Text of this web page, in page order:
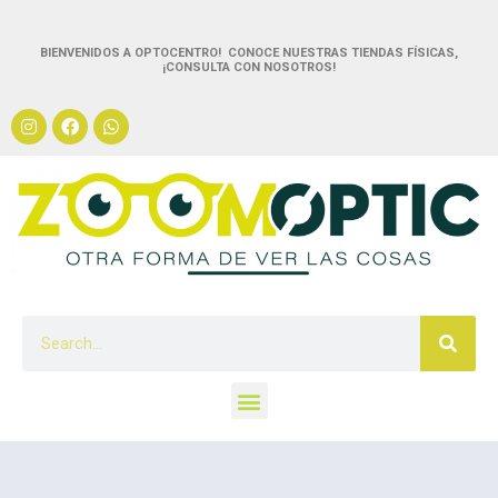
BIENVENIDOS A OPTOCENTRO! CONOCE NUESTRAS TIENDAS FÍSICAS,
¡CONSULTA CON NOSOTROS!